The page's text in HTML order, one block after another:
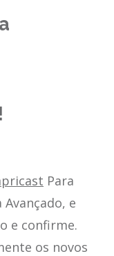
Para
e
e confirme.
os novos